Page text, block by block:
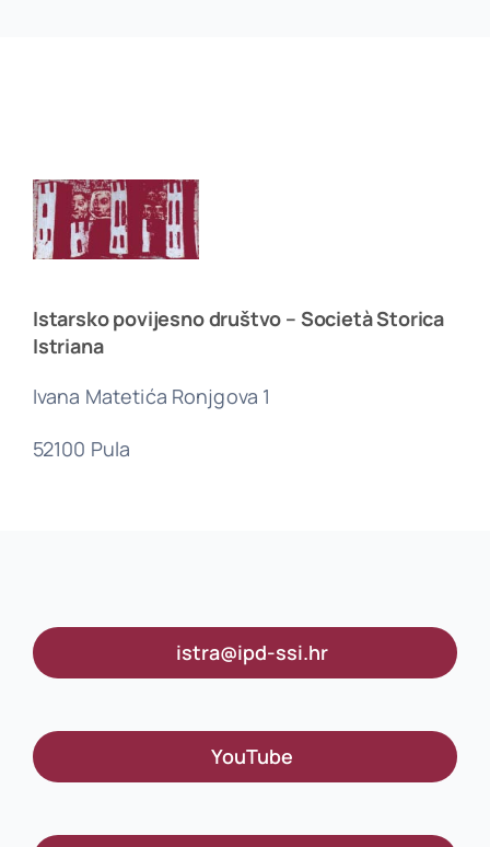
Istarsko povijesno društvo – Società Storica
Istriana
Ivana Matetića Ronjgova 1
52100 Pula
istra@ipd-ssi.hr
YouTube